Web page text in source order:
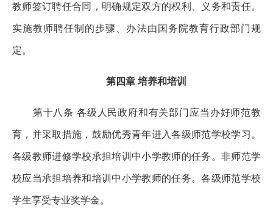
教师签订聘任合同，明确规定双方的权利、义务和责任。
实施教师聘任制的步骤、办法由国务院教育行政部门规
定。
第四章 培养和培训
第十八条 各级人民政府和有关部门应当办好师范教
育，并采取措施，鼓励优秀青年进入各级师范学校学习。
各级教师进修学校承担培训中小学教师的任务。非师范学
校应当承担培养和培训中小学教师的任务。各级师范学校
学生享受专业奖学金。